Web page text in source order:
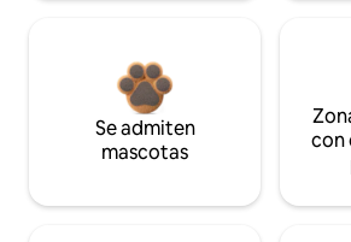
Se admiten
mascotas
con